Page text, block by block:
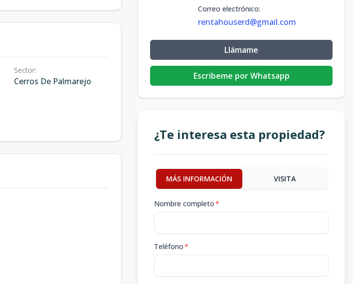
Sector:
Cerros De Palmarejo
Correo electrónico:
rentahouserd@gmail.com
Llámame
Escribeme por Whatsapp
¿Te interesa esta propiedad?
MÁS INFORMACIÓN VISITA
Nombre completo*
Teléfono*